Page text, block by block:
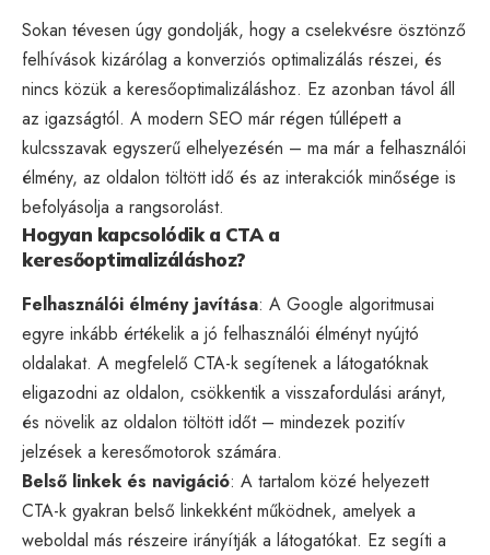
Sokan tévesen úgy gondolják, hogy a cselekvésre ösztönző
felhívások kizárólag a konverziós optimalizálás részei, és
nincs közük a keresőoptimalizáláshoz. Ez azonban távol áll
az igazságtól. A modern SEO már régen túllépett a
kulcsszavak egyszerű elhelyezésén – ma már a felhasználói
élmény, az oldalon töltött idő és az interakciók minősége is
befolyásolja a rangsorolást.
Hogyan kapcsolódik a CTA a
keresőoptimalizáláshoz?
Felhasználói élmény javítása: A Google algoritmusai
egyre inkább értékelik a jó felhasználói élményt nyújtó
oldalakat. A megfelelő CTA-k segítenek a látogatóknak
eligazodni az oldalon, csökkentik a visszafordulási arányt,
és növelik az oldalon töltött időt – mindezek pozitív
jelzések a keresőmotorok számára.
Belső linkek és navigáció: A tartalom közé helyezett
CTA-k gyakran belső linkekként működnek, amelyek a
weboldal más részeire irányítják a látogatókat. Ez segíti a